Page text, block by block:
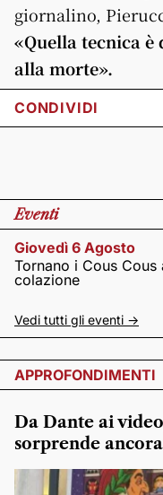
giornalino,
«Quella tecnica
alla morte».
CONDIVIDI
Eventi
Giovedì 6 Agosto
Tornano i Cous Cous
colazione
Vedi tutti gli eventi ->
APPROFONDIMENTI
Da Dante ai
sorprende ancora